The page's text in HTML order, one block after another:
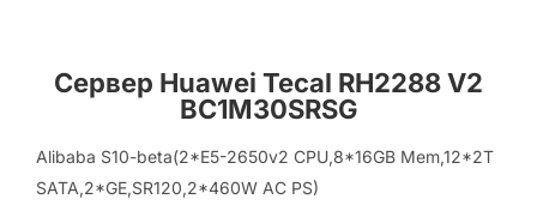
Сервер Huawei Tecal RH2288 V2
BC1M30SRSG
Alibaba S10-beta(2*E5-2650v2 CPU,8*16GB Mem,12*2T
SATA,2*GE,SR120,2*460W AC PS)